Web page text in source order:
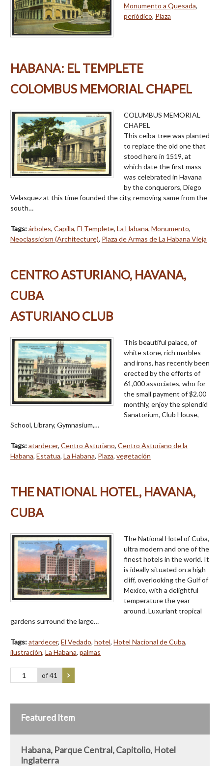
Monumento a Quesada,
periódico, Plaza
HABANA: EL TEMPLETE
COLOMBUS MEMORIAL CHAPEL
COLUMBUS MEMORIAL
CHAPEL
This ceiba-tree was planted
to replace the old one that
stood here in 1519, at
which date the first mass
was celebrated in Havana
by the conquerors, Diego
Velasquez at this time founded the city, removing same from the
south…
Tags:árboles, Capilla, El Templete, La Habana, Monumento,
Neoclassicism (Architecture), Plaza de Armas de La Habana Vieja
CENTRO ASTURIANO, HAVANA,
CUBA
ASTURIANO CLUB
This beautiful palace, of
white stone, rich marbles
and irons, has recently been
erected by the efforts of
61,000 associates, who for
the small payment of $2.00
monthly, enjoy the splendid
Sanatorium, Club House,
School, Library, Gymnasium,…
Tags:atardecer, Centro Asturiano, Centro Asturiano de la
Habana, Estatua, La Habana, Plaza, vegetación
THE NATIONAL HOTEL, HAVANA,
CUBA
The National Hotel of Cuba,
ultra modern and one of the
finest hotels in the world. It
is ideally situated on a high
cliff, overlooking the Gulf of
Mexico, with a delightful
temperature the year
around. Luxuriant tropical
gardens surround the large…
Tags:atardecer, El Vedado, hotel, Hotel Nacional de Cuba,
ilustración, La Habana, palmas
of 41
Featured Item
Habana, Parque Central, Capitolio, Hotel
Inglaterra